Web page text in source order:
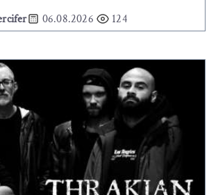
06.08.2026 124